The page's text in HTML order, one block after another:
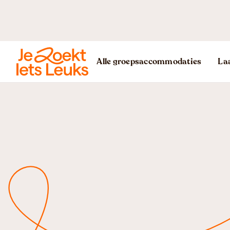
Alle groepsaccommodaties